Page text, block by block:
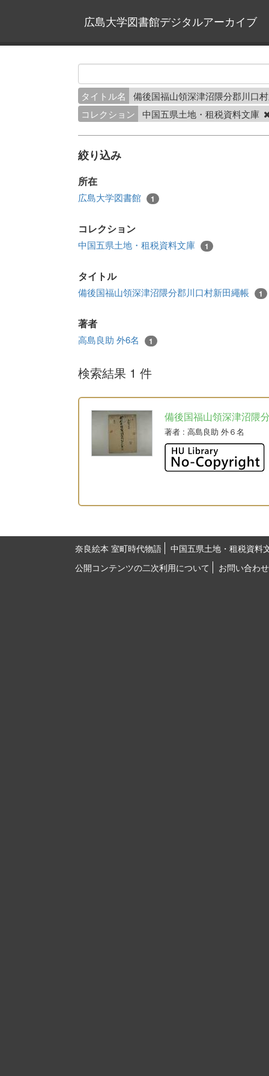
広島大学図書館デジタルアーカイブ
タイトル名
備後国福山領深津沼隈分郡川口
コレクション
中国五県土地・租税資料文庫
絞り込み
所在
広島大学図書館 1
コレクション
中国五県土地・租税資料文庫 1
タイトル
備後国福山領深津沼隈分郡川口村新田繩帳 1
著者
高島良助 外6名 1
検索結果 1 件
備後国福山領深津沼隈
著者 : 高島良助 外６名
奈良絵本 室町時代物語
中国五県土地・租税資料
公開コンテンツの二次利用について
お問い合わせ